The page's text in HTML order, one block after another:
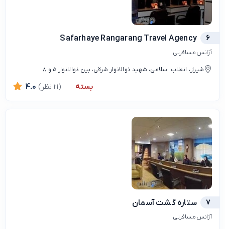
6
Safarhaye Rangarang Travel Agency
آژانس مسافرتی
شیراز، انقلاب اسلامی، شهید ذوالانوار شرقی، بین ذوالانوار 5 و 8
بسته 4.0 (21 نظر)
7 ستاره گشت آسمان
آژانس مسافرتی